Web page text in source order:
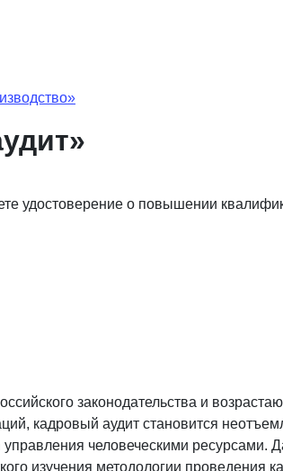
удостоверение о повышении
законодательства и
кадровый аудит становится
человеческими ресурсами.
изучения методологии проведения